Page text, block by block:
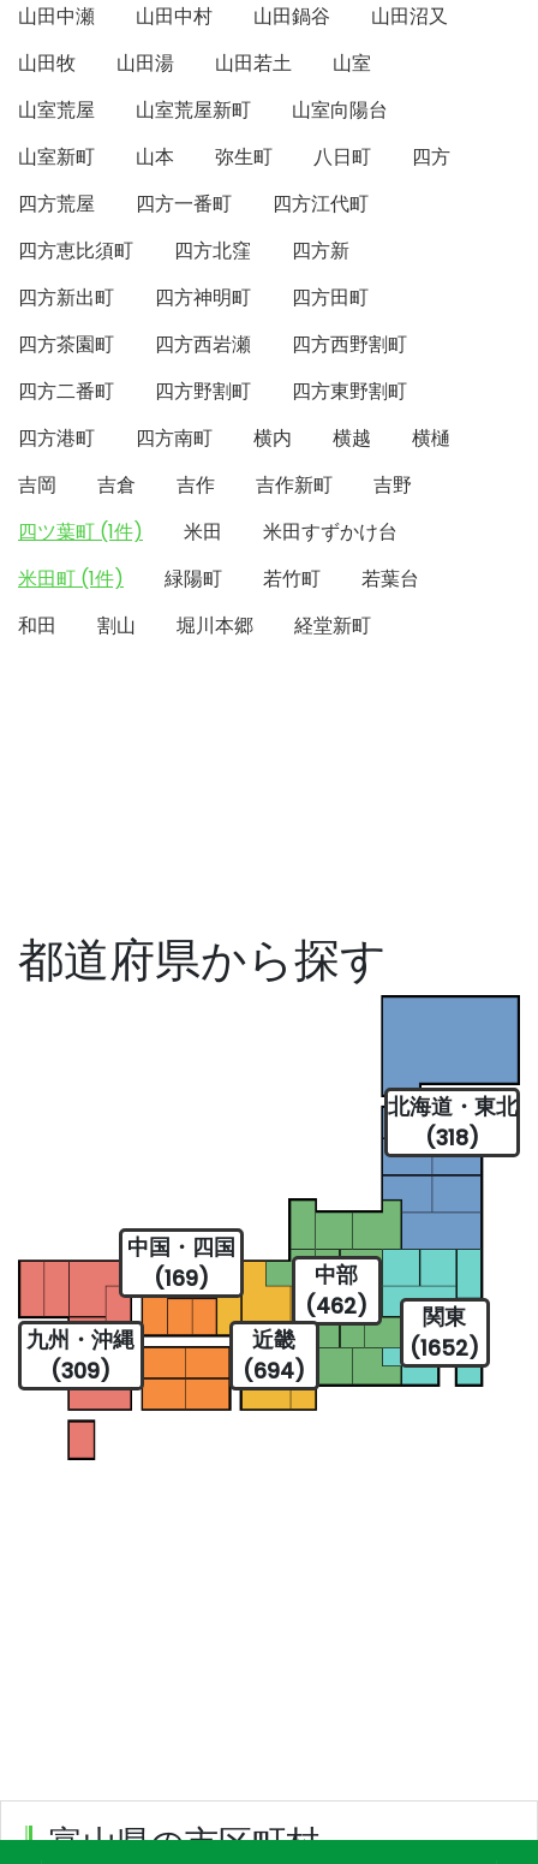
山田中瀬
山田中村 山田鍋谷
山田沼又
山田牧
山田湯 山田若土
山室
山室荒屋
山室荒屋新町
山室向陽台
山室新町
山本 弥生町 八日町
四方
四方荒屋
四方一番町
四方江代町
四方恵比須町
四方北窪
四方新
四方新出町
四方神明町
四方田町
四方茶園町
四方西岩瀬
四方西野割町
四方二番町
四方野割町
四方東野割町
四方港町
四方南町 横内 横越
横樋
吉岡
吉倉 吉作 吉作新町
吉野
四ツ葉町 (1件)
米田
米田すずかけ台
米田町 (1件)
緑陽町 若竹町
若葉台
和田
割山 堀川本郷 経堂新町
都道府県から探す
北海道・東北
(318)
関東
(1652)
中部
(462)
近畿
(694)
中国・四国
(169)
九州・沖縄
(309)
富山県の市区町村